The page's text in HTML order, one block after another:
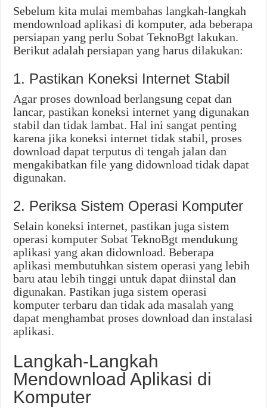
Sebelum kita mulai membahas langkah-langkah
mendownload aplikasi di komputer, ada beberapa
persiapan yang perlu Sobat TeknoBgt lakukan.
Berikut adalah persiapan yang harus dilakukan:
1. Pastikan Koneksi Internet Stabil
Agar proses download berlangsung cepat dan
lancar, pastikan koneksi internet yang digunakan
stabil dan tidak lambat. Hal ini sangat penting
karena jika koneksi internet tidak stabil, proses
download dapat terputus di tengah jalan dan
mengakibatkan file yang didownload tidak dapat
digunakan.
2. Periksa Sistem Operasi Komputer
Selain koneksi internet, pastikan juga sistem
operasi komputer Sobat TeknoBgt mendukung
aplikasi yang akan didownload. Beberapa
aplikasi membutuhkan sistem operasi yang lebih
baru atau lebih tinggi untuk dapat diinstal dan
digunakan. Pastikan juga sistem operasi
komputer terbaru dan tidak ada masalah yang
dapat menghambat proses download dan instalasi
aplikasi.
Langkah-Langkah
Mendownload Aplikasi di
Komputer